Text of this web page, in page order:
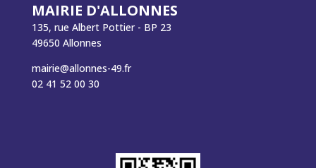
MAIRIE D'ALLONNES
135, rue Albert Pottier - BP 23
49650 Allonnes
mairie@allonnes-49.fr
02 41 52 00 30